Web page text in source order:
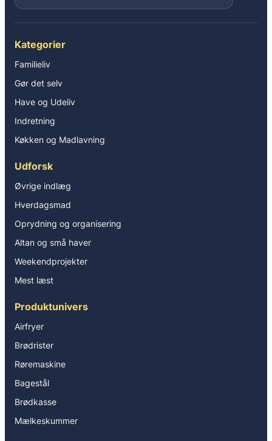
Kategorier
Familieliv
Gør det selv
Have og Udeliv
Indretning
Køkken og Madlavning
Udforsk
Øvrige indlæg
Hverdagsmad
Oprydning og organisering
Altan og små haver
Weekendprojekter
Mest læst
Produktunivers
Airfryer
Brødrister
Røremaskine
Bagestål
Brødkasse
Mælkeskummer